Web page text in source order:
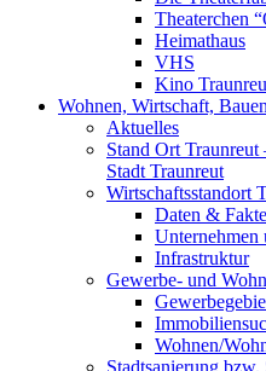
Theaterchen
Heimathaus
VHS
Kino
Wohnen, Wirtschaft, Bauen
Aktuelles
Stand Ort
Stadt Traunreut
Wirtschaftsstandort
Daten &
Unternehmen
Infrastruktur
Gewerbe- und
Wohnen/
Stadtsanierung